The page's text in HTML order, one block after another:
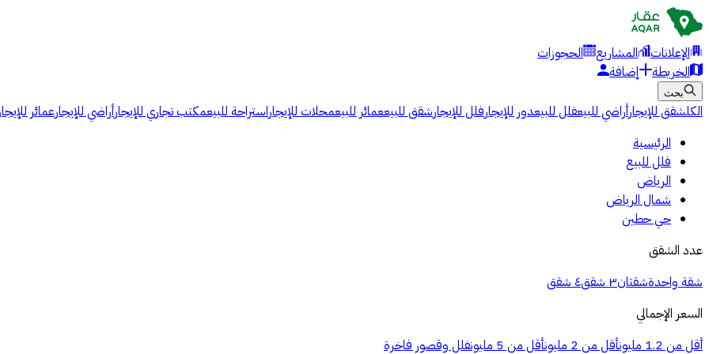
الإعلانات المشاريع
الحجوزات
الخريطة
إضافة
بحث
الكلشقق للإيجارأراضي للبيعفلل للبيعدور للإيجارفلل للإيجارشقق للبيععمائر للبيعمحلات للإيجاراستراحة للبيعمكتب تجاري للإيجارأراضي للإيجارعمائر للإيجار
الرئيسية
فلل للبيع
الرياض
شمال الرياض
حي حطين
عدد الشقق
شقة واحدةشقتان٣ شقق
٤ شقق
السعر الإجمالي
أقل من 1.2 مليون
أقل من 2 مليون أقل من 5 مليون
فلل وقصور فاخرة